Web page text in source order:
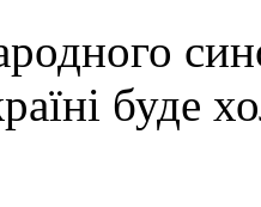
буде